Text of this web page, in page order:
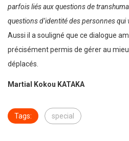
parfois liés aux questions de
questions d’identité des personnes qui
Aussi il a souligné que ce dialogue
précisément permis de gérer au
déplacés.
Martial Kokou KATAKA
Tags: special